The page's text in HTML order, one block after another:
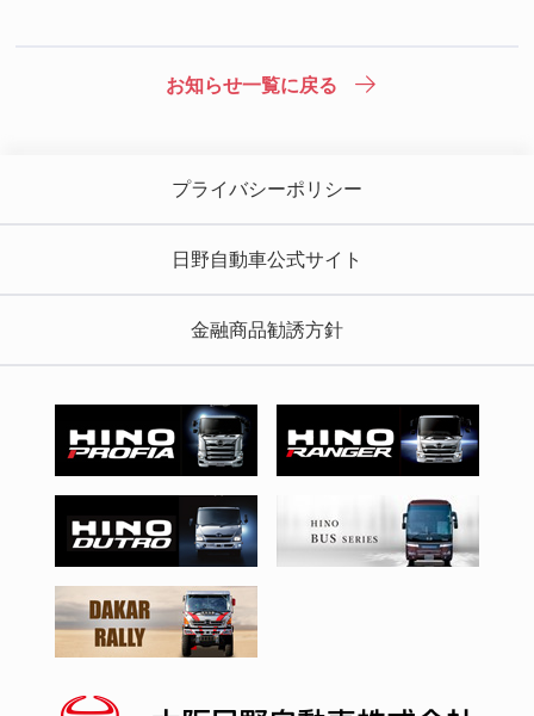
お知らせ一覧に戻る
プライバシーポリシー
日野自動車公式サイト
金融商品勧誘方針